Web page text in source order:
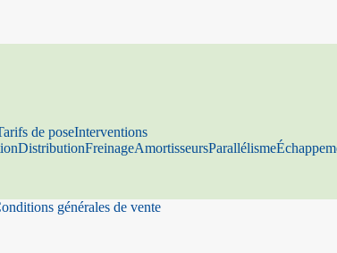
de poseInterventions
DistributionFreinageAmortisseursParallélisme
générales de vente